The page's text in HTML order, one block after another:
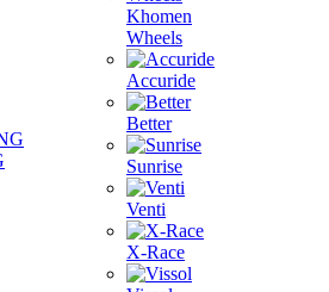
Khomen
Wheels
Accuride
Better
Sunrise
Venti
X-Race